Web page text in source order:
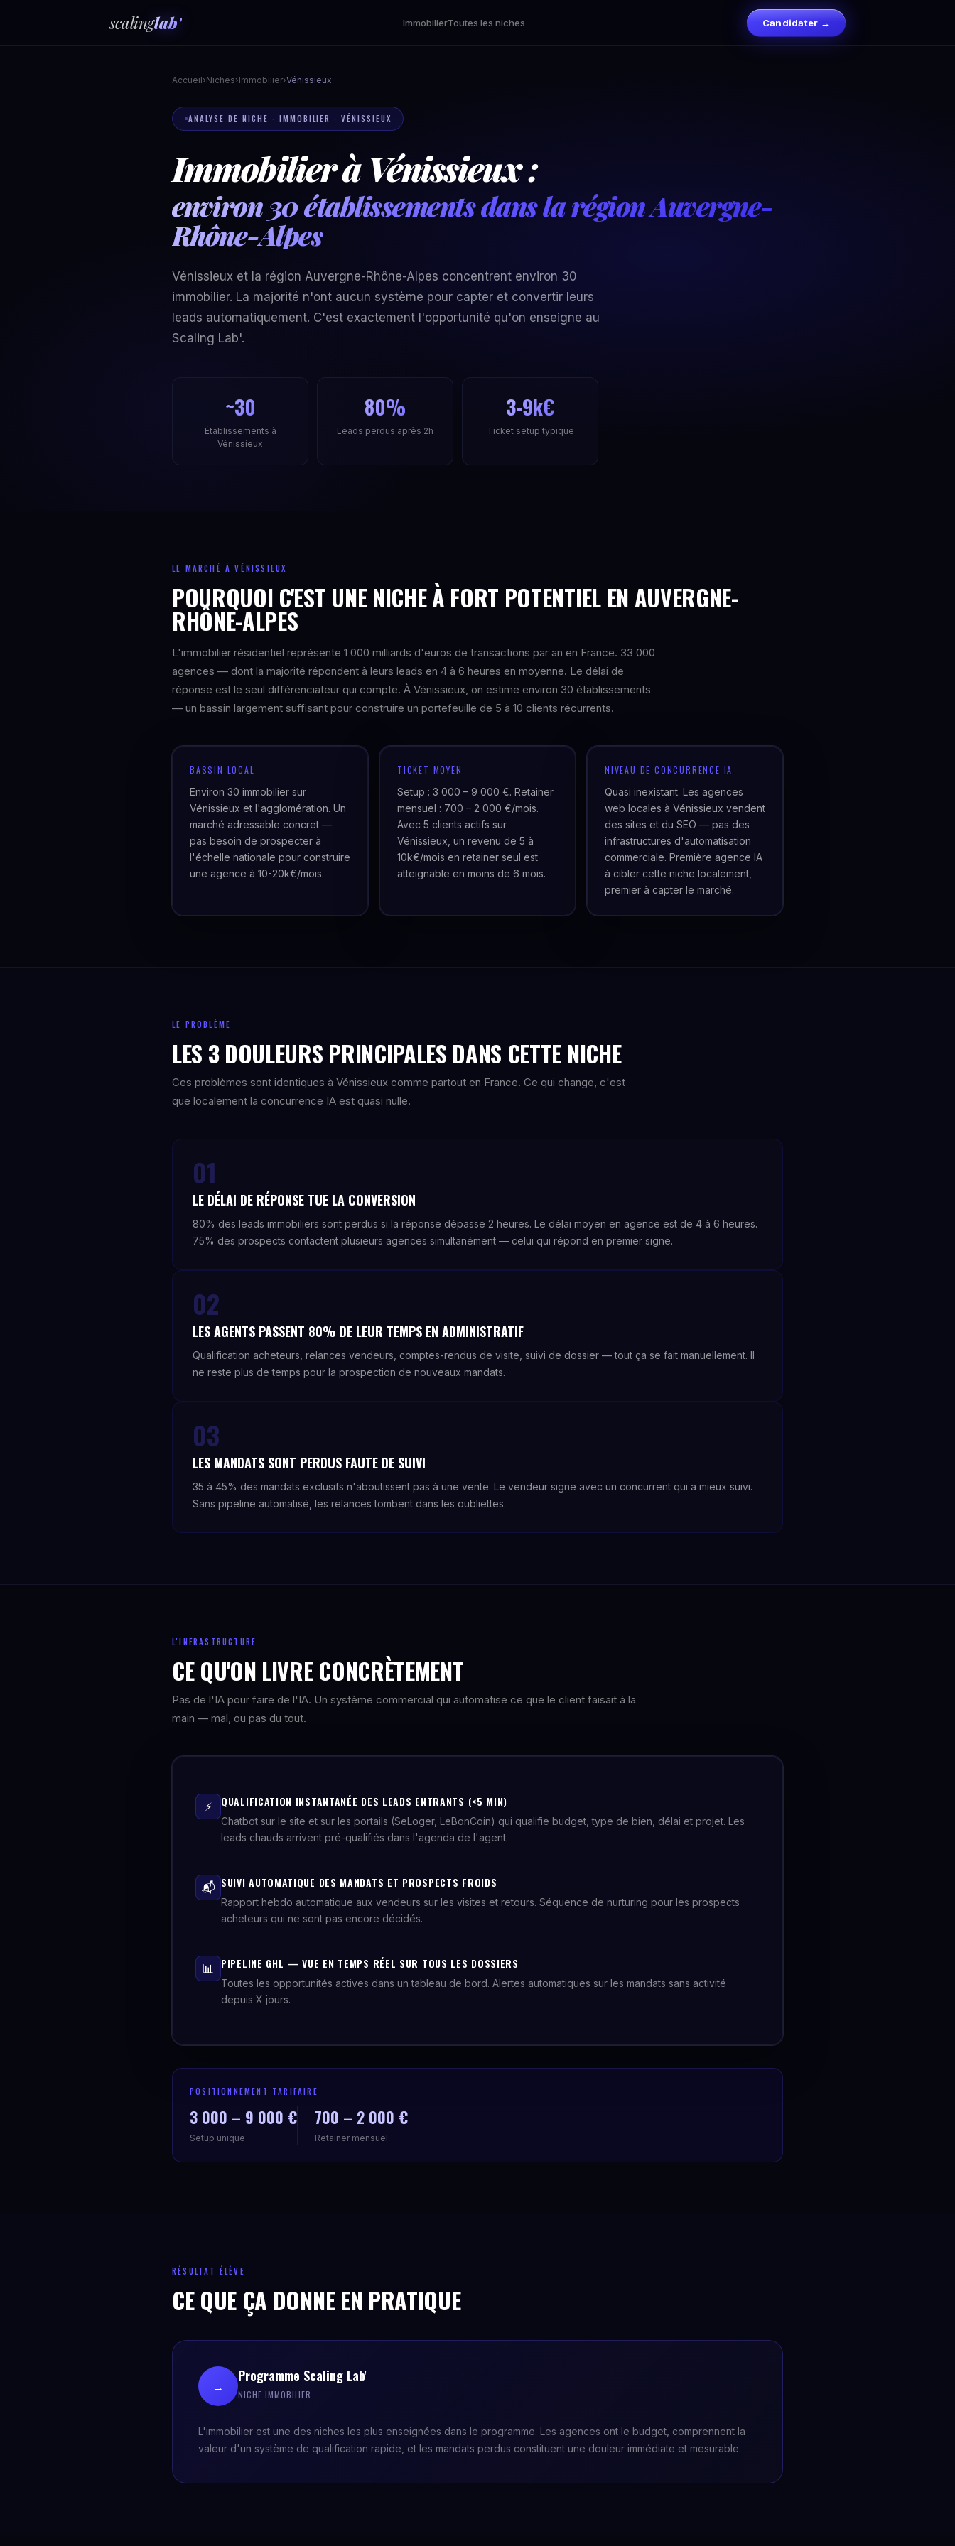
scalinglab' ImmobilierToutes les niches Candidater →
Accueil›Niches›Immobilier›Vénissieux
ANALYSE DE NICHE · IMMOBILIER · VÉNISSIEUX
Immobilier à Vénissieux :
environ 30 établissements dans la région Auvergne-
Rhône-Alpes
Vénissieux et la région Auvergne-Rhône-Alpes concentrent environ 30
immobilier. La majorité n'ont aucun système pour capter et convertir leurs
leads automatiquement. C'est exactement l'opportunité qu'on enseigne au
Scaling Lab'.
~30
Établissements à
Vénissieux
80%
Leads perdus après 2h
3-9k€
Ticket setup typique
LE MARCHÉ À VÉNISSIEUX
POURQUOI C'EST UNE NICHE À FORT POTENTIEL EN AUVERGNE-
RHÔNE-ALPES
L'immobilier résidentiel représente 1 000 milliards d'euros de transactions par an en France. 33 000
agences — dont la majorité répondent à leurs leads en 4 à 6 heures en moyenne. Le délai de
réponse est le seul différenciateur qui compte. À Vénissieux, on estime environ 30 établissements
— un bassin largement suffisant pour construire un portefeuille de 5 à 10 clients récurrents.
BASSIN LOCAL
Environ 30 immobilier sur
Vénissieux et l'agglomération. Un
marché adressable concret —
pas besoin de prospecter à
l'échelle nationale pour construire
une agence à 10-20k€/mois.
TICKET MOYEN
Setup : 3 000 – 9 000 €. Retainer
mensuel : 700 – 2 000 €/mois.
Avec 5 clients actifs sur
Vénissieux, un revenu de 5 à
10k€/mois en retainer seul est
atteignable en moins de 6 mois.
NIVEAU DE CONCURRENCE IA
Quasi inexistant. Les agences
web locales à Vénissieux vendent
des sites et du SEO — pas des
infrastructures d'automatisation
commerciale. Première agence IA
à cibler cette niche localement,
premier à capter le marché.
LE PROBLÈME
LES 3 DOULEURS PRINCIPALES DANS CETTE NICHE
Ces problèmes sont identiques à Vénissieux comme partout en France. Ce qui change, c'est
que localement la concurrence IA est quasi nulle.
01
LE DÉLAI DE RÉPONSE TUE LA CONVERSION
80% des leads immobiliers sont perdus si la réponse dépasse 2 heures. Le délai moyen en agence est de 4 à 6 heures.
75% des prospects contactent plusieurs agences simultanément — celui qui répond en premier signe.
02
LES AGENTS PASSENT 80% DE LEUR TEMPS EN ADMINISTRATIF
Qualification acheteurs, relances vendeurs, comptes-rendus de visite, suivi de dossier — tout ça se fait manuellement. Il
ne reste plus de temps pour la prospection de nouveaux mandats.
03
LES MANDATS SONT PERDUS FAUTE DE SUIVI
35 à 45% des mandats exclusifs n'aboutissent pas à une vente. Le vendeur signe avec un concurrent qui a mieux suivi.
Sans pipeline automatisé, les relances tombent dans les oubliettes.
L'INFRASTRUCTURE
CE QU'ON LIVRE CONCRÈTEMENT
Pas de l'IA pour faire de l'IA. Un système commercial qui automatise ce que le client faisait à la
main — mal, ou pas du tout.
⚡ QUALIFICATION INSTANTANÉE DES LEADS ENTRANTS (<5 MIN)
Chatbot sur le site et sur les portails (SeLoger, LeBonCoin) qui qualifie budget, type de bien, délai et projet. Les
leads chauds arrivent pré-qualifiés dans l'agenda de l'agent.
📬 SUIVI AUTOMATIQUE DES MANDATS ET PROSPECTS FROIDS
Rapport hebdo automatique aux vendeurs sur les visites et retours. Séquence de nurturing pour les prospects
acheteurs qui ne sont pas encore décidés.
📊 PIPELINE GHL — VUE EN TEMPS RÉEL SUR TOUS LES DOSSIERS
Toutes les opportunités actives dans un tableau de bord. Alertes automatiques sur les mandats sans activité
depuis X jours.
POSITIONNEMENT TARIFAIRE
3 000 – 9 000 €
Setup unique
700 – 2 000 €
Retainer mensuel
RÉSULTAT ÉLÈVE
CE QUE ÇA DONNE EN PRATIQUE
→
Programme Scaling Lab'
NICHE IMMOBILIER
L'immobilier est une des niches les plus enseignées dans le programme. Les agences ont le budget, comprennent la
valeur d'un système de qualification rapide, et les mandats perdus constituent une douleur immédiate et mesurable.